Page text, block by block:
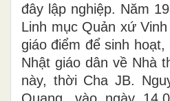
đây lập nghiệp. Năm
Linh mục Quản xứ
giáo điểm để sinh
Nhật giáo dân về Nhà
này, thời Cha JB.